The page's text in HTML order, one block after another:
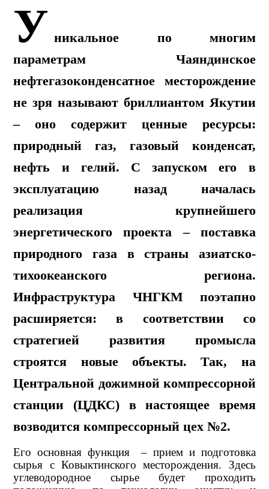
У никальное по многим
параметрам Чаяндинское
нефтегазоконденсатное месторождение
не зря называют бриллиантом Якутии
– оно содержит ценные ресурсы:
природный газ, газовый конденсат,
нефть и гелий. С запуском его в
эксплуатацию назад началась
реализация крупнейшего
энергетического проекта – поставка
природного газа в страны азиатско-
тихоокеанского региона.
Инфраструктура ЧНГКМ поэтапно
расширяется: в соответствии со
стратегией развития промысла
строятся новые объекты. Так, на
Центральной дожимной компрессорной
станции (ЦДКС) в настоящее время
возводится компрессорный цех №2.
Его основная функция – прием и подготовка
сырья с Ковыктинского месторождения. Здесь
углеводородное сырье будет проходить